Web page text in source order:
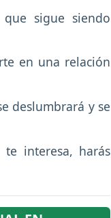
sigue siendo
en una relación
deslumbrará y se
interesa, harás